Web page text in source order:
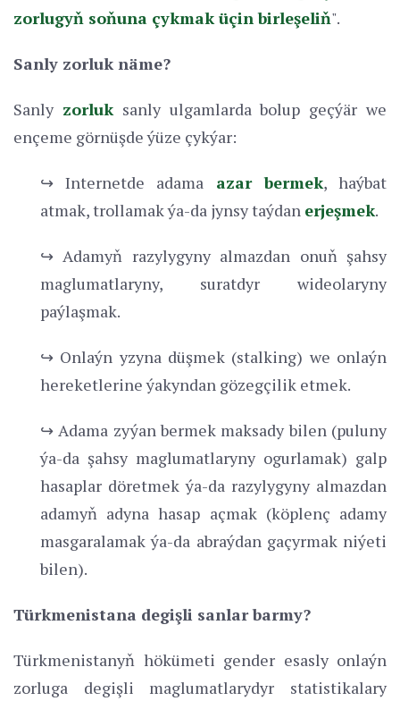
zorlugyň soňuna çykmak üçin birleşeliň".
Sanly zorluk näme?
Sanly zorluksanly ulgamlarda bolup geçýär we
ençeme görnüşde ýüze çykýar:
↪ Internetde adama azar bermek, haýbat
atmak, trollamak ýa-da jynsy taýdan erjeşmek.
↪ Adamyň razylygyny almazdan onuň şahsy
maglumatlaryny, suratdyr wideolaryny
paýlaşmak.
↪ Onlaýn yzyna düşmek (stalking) we onlaýn
hereketlerine ýakyndan gözegçilik etmek.
↪ Adama zyýan bermek maksady bilen (puluny
ýa-da şahsy maglumatlaryny ogurlamak) galp
hasaplar döretmek ýa-da razylygyny almazdan
adamyň adyna hasap açmak (köplenç adamy
masgaralamak ýa-da abraýdan gaçyrmak niýeti
bilen).
Türkmenistana degişli sanlar barmy?
Türkmenistanyň hökümeti gender esasly onlaýn
zorluga degişli maglumatlarydyr statistikalary